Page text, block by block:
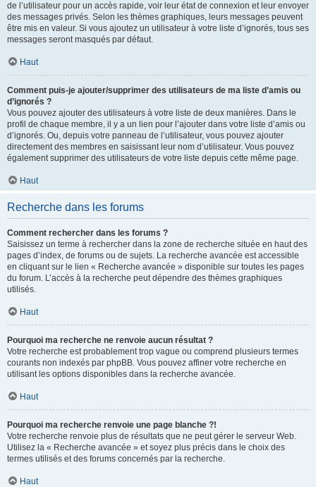
de l’utilisateur pour un accès rapide, voir leur état de connexion et leur envoyer
des messages privés. Selon les thèmes graphiques, leurs messages peuvent
être mis en valeur. Si vous ajoutez un utilisateur à votre liste d’ignorés, tous ses
messages seront masqués par défaut.
Haut
Comment puis-je ajouter/supprimer des utilisateurs de ma liste d’amis ou
d’ignorés ?
Vous pouvez ajouter des utilisateurs à votre liste de deux manières. Dans le
profil de chaque membre, il y a un lien pour l’ajouter dans votre liste d’amis ou
d’ignorés. Ou, depuis votre panneau de l’utilisateur, vous pouvez ajouter
directement des membres en saisissant leur nom d’utilisateur. Vous pouvez
également supprimer des utilisateurs de votre liste depuis cette même page.
Haut
Recherche dans les forums
Comment rechercher dans les forums ?
Saisissez un terme à rechercher dans la zone de recherche située en haut des
pages d’index, de forums ou de sujets. La recherche avancée est accessible
en cliquant sur le lien « Recherche avancée » disponible sur toutes les pages
du forum. L’accès à la recherche peut dépendre des thèmes graphiques
utilisés.
Haut
Pourquoi ma recherche ne renvoie aucun résultat ?
Votre recherche est probablement trop vague ou comprend plusieurs termes
courants non indexés par phpBB. Vous pouvez affiner votre recherche en
utilisant les options disponibles dans la recherche avancée.
Haut
Pourquoi ma recherche renvoie une page blanche ?!
Votre recherche renvoie plus de résultats que ne peut gérer le serveur Web.
Utilisez la « Recherche avancée » et soyez plus précis dans le choix des
termes utilisés et des forums concernés par la recherche.
Haut